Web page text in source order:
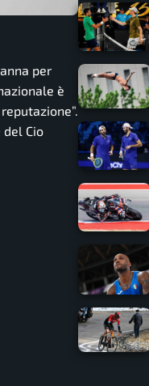
per
è
Cio